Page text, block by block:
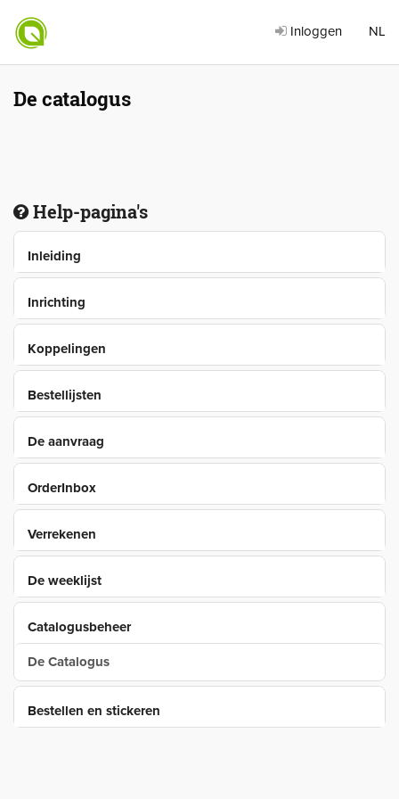
Inloggen NL
De catalogus
Help-pagina's
Inleiding
Inrichting
Koppelingen
Bestellijsten
De aanvraag
OrderInbox
Verrekenen
De weeklijst
Catalogusbeheer
De Catalogus
Bestellen en stickeren